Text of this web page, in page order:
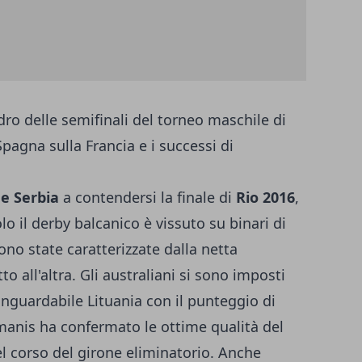
delle semifinali del torneo maschile di
sulla Francia e i successi di
Serbia a contendersi la finale di Rio 2016,
il derby balcanico è vissuto su binari di
state caratterizzate dalla netta
all'altra. Gli australiani si sono imposti
Lituania con il punteggio di
ha confermato le ottime qualità del
corso del girone eliminatorio. Anche